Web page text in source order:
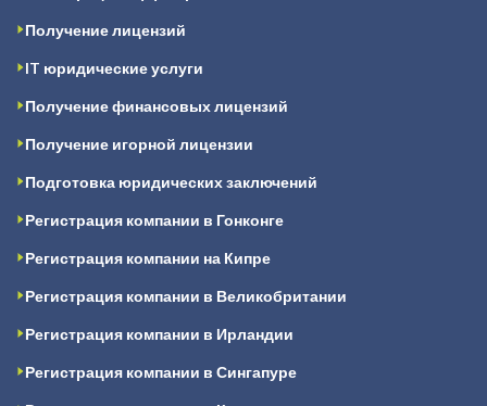
Получение лицензий
IT юридические услуги
Получение финансовых лицензий
Получение игорной лицензии
Подготовка юридических заключений
Регистрация компании в Гонконге
Регистрация компании на Кипре
Регистрация компании в Великобритании
Регистрация компании в Ирландии
Регистрация компании в Сингапуре